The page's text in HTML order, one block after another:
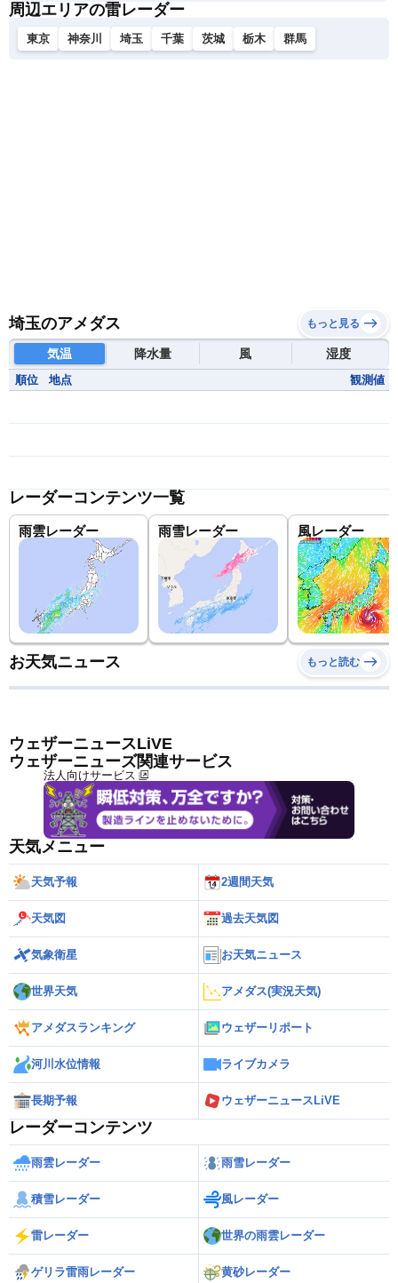
周辺エリアの雷レーダー
東京 神奈川 埼玉 千葉 茨城 栃木 群馬
埼玉のアメダス もっと見る
気温 降水量 風 湿度
順位 地点 観測値
レーダーコンテンツ一覧
雨雲レーダー 雨雪レーダー 風レーダー
お天気ニュース もっと読む
ウェザーニュースLiVE
ウェザーニューズ関連サービス
法人向けサービス
天気メニュー
天気予報 2週間天気
天気図 過去天気図
気象衛星 お天気ニュース
世界天気 アメダス(実況天気)
アメダスランキング ウェザーリポート
河川水位情報 ライブカメラ
長期予報 ウェザーニュースLiVE
レーダーコンテンツ
雨雲レーダー 雨雪レーダー
積雪レーダー 風レーダー
雷レーダー 世界の雨雲レーダー
ゲリラ雷雨レーダー 黄砂レーダー